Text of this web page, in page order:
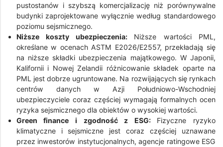
pustostanów i szybszą komercjalizację niż porównywalne
budynki zaprojektowane wyłącznie według standardowego
poziomu sejsmicznego.
Niższe koszty ubezpieczenia: Niższe wartości PML,
określane w ocenach ASTM E2026/E2557, przekładają się
na niższe składki ubezpieczenia majątkowego. W Japonii,
Kalifornii i Nowej Zelandii różnicowanie składek oparte na
PML jest dobrze ugruntowane. Na rozwijających się rynkach
centrów danych w Azji Południowo-Wschodniej
ubezpieczyciele coraz częściej wymagają formalnych ocen
ryzyka sejsmicznego dla obiektów o wysokiej wartości.
Green finance i zgodność z ESG: Fizyczne ryzyko
klimatyczne i sejsmiczne jest coraz częściej uznawane
przez inwestorów instytucjonalnych, agencje ratingowe ESG